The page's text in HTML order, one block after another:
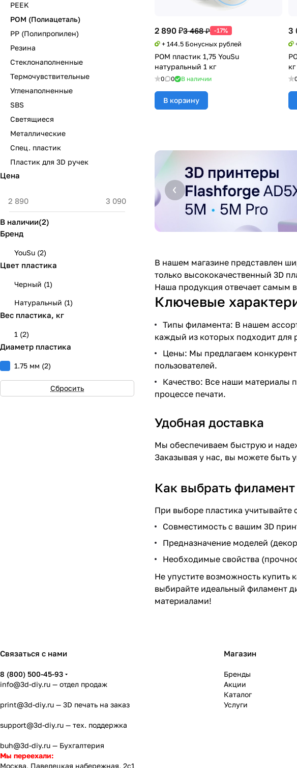
2 890 ₽3 468 ₽ -17%
+ 144.5 Бонусных рублей
POM пластик 1,75 YouSu
натуральный 1 кг
0 0 В наличии
В корзину
3
кг
В нашем магазине представлен
только высококачественный 3D
Наша продукция отвечает самым
Ключевые
Типы филамента: В нашем
каждый из которых подходит для
Цены: Мы предлагаем
пользователей.
Качество: Все наши материалы
процессе печати.
Удобная доставка
Мы обеспечиваем быструю и
Заказывая у нас, вы можете быть
Как выбрать
При выборе пластика учитывайте
Совместимость с вашим 3D
Предназначение моделей
Необходимые свойства
Не упустите возможность купить
выбирайте идеальный филамент
материалами!
PEEK
POM (Полиацеталь)
PP (Полипропилен)
Резина
Стеклонаполненные
Термочувствительные
Угленаполненные
SBS
Светящиеся
Металлические
Спец. пластик
Пластик для 3D ручек
Цена
В наличии(2)
Бренд
YouSu (2)
Цвет пластика
Черный (1)
Натуральный (1)
Вес пластика, кг
1 (2)
Диаметр пластика
1.75 мм (2)
Сбросить
Связаться с нами
8 (800) 500-45-93
info@3d-diy.ru — отдел продаж
print@3d-diy.ru — 3D печать на заказ
support@3d-diy.ru — тех. поддержка
buh@3d-diy.ru — Бухгалтерия
Мы переехали:
Москва, Павелецкая набережная, 2с1
Магазин
Бренды
Акции
Каталог
Услуги